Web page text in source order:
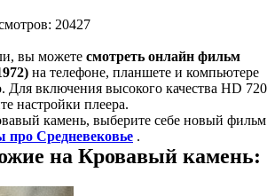
20427
вы можете смотреть онлайн фильм
на телефоне, планшете и компьютере
Для включения высокого качества HD 720
настройки плеера.
камень, выберите себе новый фильм
Средневековье .
на Кровавый камень: